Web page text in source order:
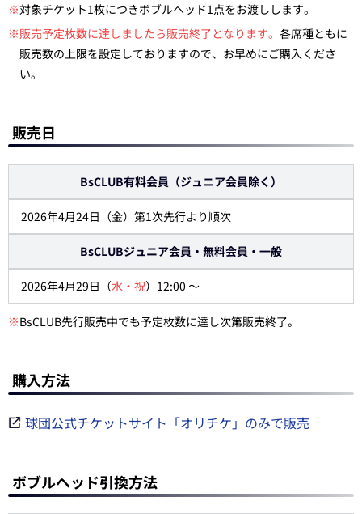
※対象チケット1枚につきボブルヘッド1点をお渡しします。
※販売予定枚数に達しましたら販売終了となります。 各席種ともに
販売数の上限を設定しておりますので、お早めにご購入くださ
い。
販売日
BsCLUB有料会員（ジュニア会員除く）
2026年4月24日（金）第1次先行より順次
BsCLUBジュニア会員・無料会員・一般
2026年4月29日（水・祝）12:00 ～
※BsCLUB先行販売中でも予定枚数に達し次第販売終了。
購入方法
球団公式チケットサイト「オリチケ」のみで販売
ボブルヘッド引換方法